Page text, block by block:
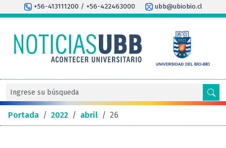
+56-413111200 / +56-422463000 ubb@ubiobio.cl
Portada / 2022 / abril / 26